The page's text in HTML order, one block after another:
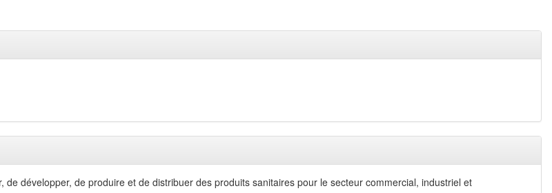
développer, de produire et de distribuer des produits sanitaires pour le secteur commercial, industriel et